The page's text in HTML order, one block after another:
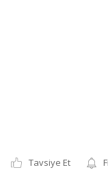
Tavsiye Et